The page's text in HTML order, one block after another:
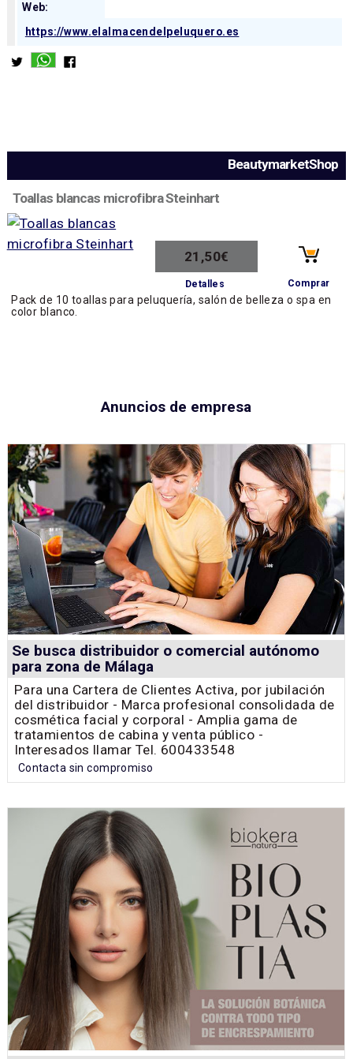
Web:
https://www.elalmacendelpeluquero.es
BeautymarketShop
Toallas blancas microfibra Steinhart
21,50€
Detalles Comprar
Pack de 10 toallas para peluquería, salón de belleza o spa en
color blanco.
Anuncios de empresa
Se busca distribuidor o comercial autónomo
para zona de Málaga
Para una Cartera de Clientes Activa, por jubilación
del distribuidor - Marca profesional consolidada de
cosmética facial y corporal - Amplia gama de
tratamientos de cabina y venta público -
Interesados llamar Tel. 600433548
Contacta sin compromiso